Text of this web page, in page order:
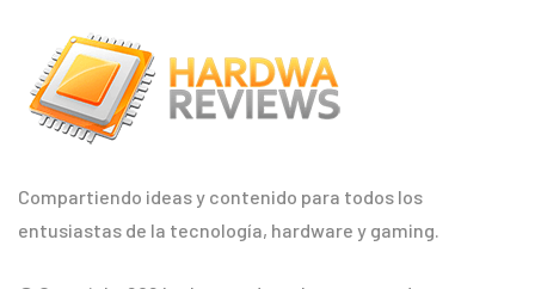
Compartiendo ideas y contenido para todos los
entusiastas de la tecnología, hardware y gaming.